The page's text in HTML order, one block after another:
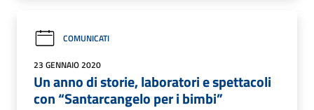
COMUNICATI
23 GENNAIO 2020
Un anno di storie, laboratori e spettacoli
con “Santarcangelo per i bimbi”